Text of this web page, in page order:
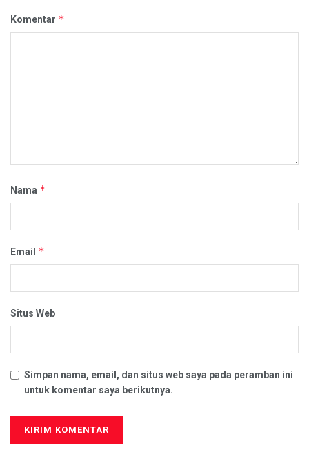
Komentar *
Nama *
Email *
Situs Web
Simpan nama, email, dan situs web saya pada peramban ini
untuk komentar saya berikutnya.